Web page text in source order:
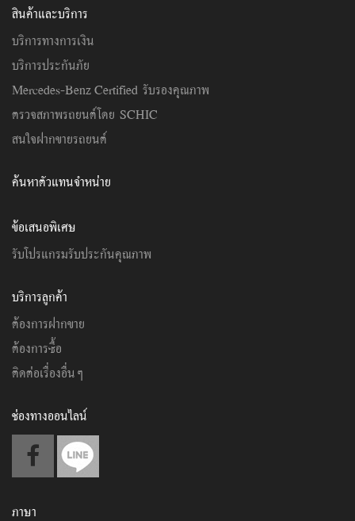
สินค้าและบริการ
บริการทางการเงิน
บริการประกันภัย
Mercedes-Benz Certified รับรองคุณภาพ
ตรวจสภาพรถยนต์โดย SCHIC
สนใจฝากขายรถยนต์
ค้นหาตัวแทนจำหน่าย
ข้อเสนอพิเศษ
รับโปรแกรมรับประกันคุณภาพ
บริการลูกค้า
ต้องการฝากขาย
ต้องการซื้อ
ติดต่อเรื่องอื่นๆ
ช่องทางออนไลน์
ภาษา